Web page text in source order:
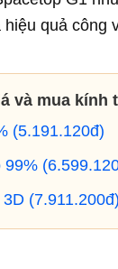
quả công
và mua kính
(5.191.120đ)
99%
(7.911.200đ)